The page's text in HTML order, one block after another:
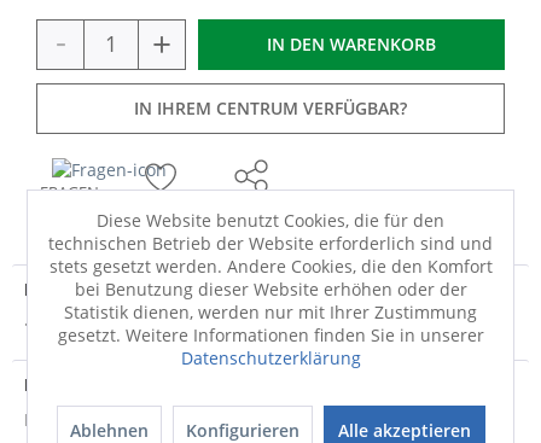
- + IN DEN WARENKORB
IN IHREM CENTRUM VERFÜGBAR?
FRAGEN
Produktdetails
· Leinwanddruck auf Spannrahmenmehr
Produktsicherheit
Produktsicherheit
Diese Website benutzt Cookies, die für den
technischen Betrieb der Website erforderlich sind und
stets gesetzt werden. Andere Cookies, die den Komfort
bei Benutzung dieser Website erhöhen oder der
Statistik dienen, werden nur mit Ihrer Zustimmung
gesetzt. Weitere Informationen finden Sie in unserer
Datenschutzerklärung
Ablehnen Konfigurieren Alle akzeptieren